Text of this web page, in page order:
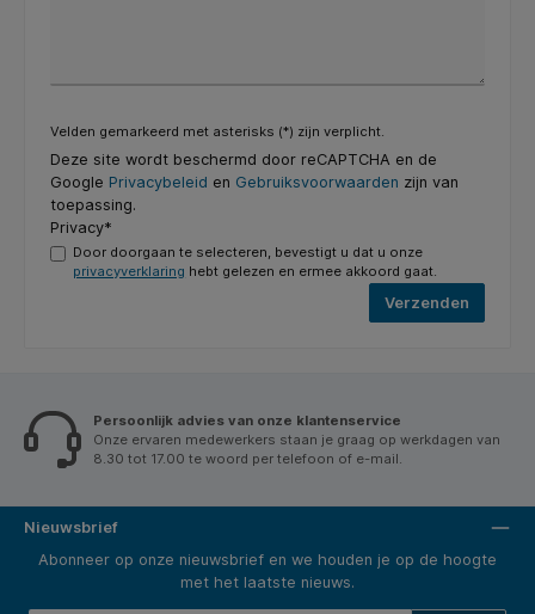
Velden gemarkeerd met asterisks (*) zijn verplicht.
Deze site wordt beschermd door reCAPTCHA en de
Google Privacybeleid en Gebruiksvoorwaarden zijn van
toepassing.
Privacy*
Door doorgaan te selecteren, bevestigt u dat u onze
privacyverklaring hebt gelezen en ermee akkoord gaat.
Verzenden
Persoonlijk advies van onze klantenservice
Onze ervaren medewerkers staan je graag op werkdagen van
8.30 tot 17.00 te woord per telefoon of e-mail.
Nieuwsbrief
Abonneer op onze nieuwsbrief en we houden je op de hoogte
met het laatste nieuws.